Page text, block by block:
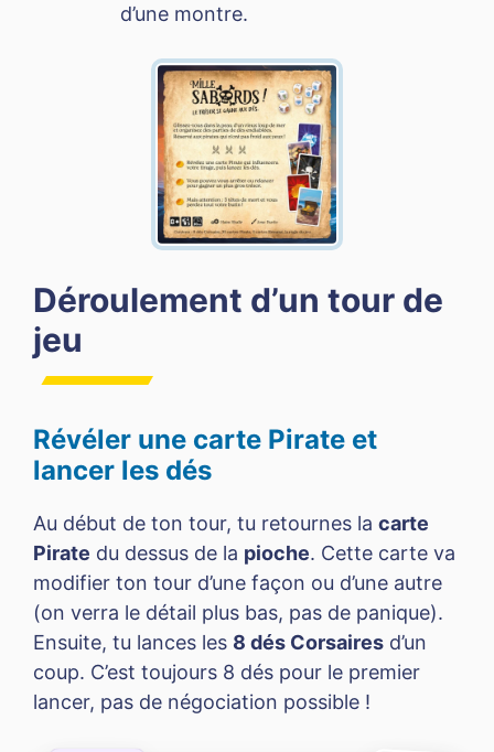
d’une montre.
Déroulement d’un tour de
jeu
Révéler une carte Pirate et
lancer les dés
Au début de ton tour, tu retournes la carte
Pirate du dessus de la pioche. Cette carte va
modifier ton tour d’une façon ou d’une autre
(on verra le détail plus bas, pas de panique).
Ensuite, tu lances les 8 dés Corsaires d’un
coup. C’est toujours 8 dés pour le premier
lancer, pas de négociation possible !